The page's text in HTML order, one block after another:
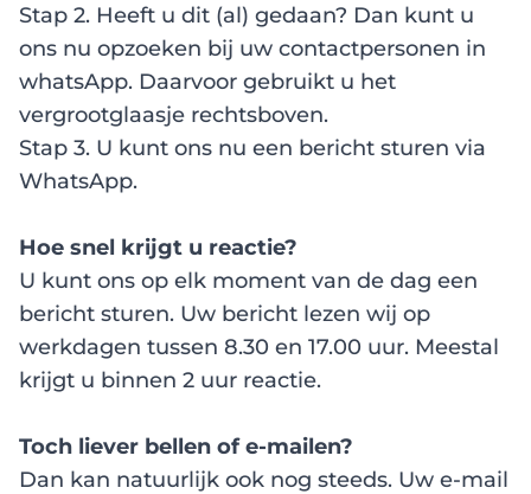
Stap 2. Heeft u dit (al) gedaan? Dan kunt u
ons nu opzoeken bij uw contactpersonen in
whatsApp. Daarvoor gebruikt u het
vergrootglaasje rechtsboven.
Stap 3. U kunt ons nu een bericht sturen via
WhatsApp.
Hoe snel krijgt u reactie?
U kunt ons op elk moment van de dag een
bericht sturen. Uw bericht lezen wij op
werkdagen tussen 8.30 en 17.00 uur. Meestal
krijgt u binnen 2 uur reactie.
Toch liever bellen of e-mailen?
Dan kan natuurlijk ook nog steeds. Uw e-mail